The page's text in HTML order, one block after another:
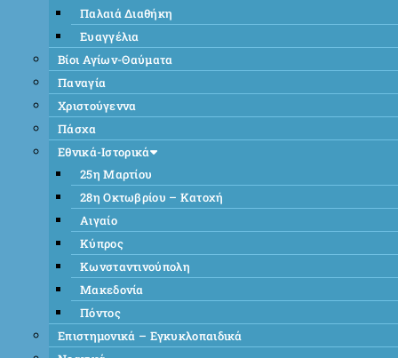
Παλαιά Διαθήκη
Ευαγγέλια
Βίοι Αγίων-Θαύματα
Παναγία
Χριστούγεννα
Πάσχα
Εθνικά-Ιστορικά
25η Μαρτίου
28η Οκτωβρίου – Κατοχή
Αιγαίο
Κύπρος
Κωνσταντινούπολη
Μακεδονία
Πόντος
Επιστημονικά – Εγκυκλοπαιδικά